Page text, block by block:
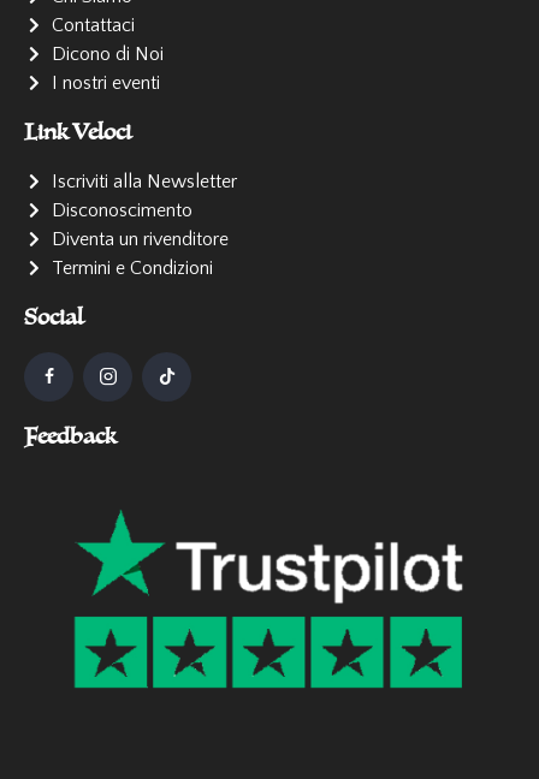
Contattaci
Dicono di Noi
I nostri eventi
Link Veloci
Iscriviti alla Newsletter
Disconoscimento
Diventa un rivenditore
Termini e Condizioni
Social
Feedback